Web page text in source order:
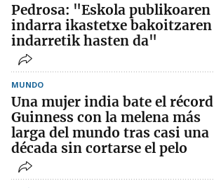
Pedrosa: "Eskola publikoaren
indarra ikastetxe bakoitzaren
indarretik hasten da"
MUNDO
Una mujer india bate el récord
Guinness con la melena más
larga del mundo tras casi una
década sin cortarse el pelo